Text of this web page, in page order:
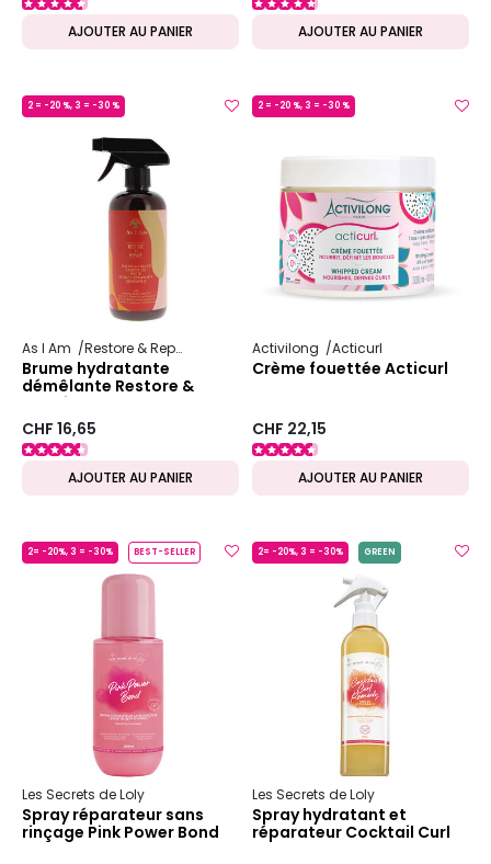
AJOUTER AU PANIER AJOUTER AU PANIER
2 = -20 %, 3 = -30 %
As I Am Restore & Repair JBCO
Brume hydratante
démêlante Restore &
Repair JBCO
CHF 16,65
AJOUTER AU PANIER
2 = -20 %, 3 = -30 %
Activilong Acticurl
Crème fouettée Acticurl
CHF 22,15
AJOUTER AU PANIER
2= -20%, 3 = -30% BEST-SELLER
Les Secrets de Loly
Spray réparateur sans
rinçage Pink Power Bond
2= -20%, 3 = -30% GREEN
Les Secrets de Loly
Spray hydratant et
réparateur Cocktail Curl
Remedy